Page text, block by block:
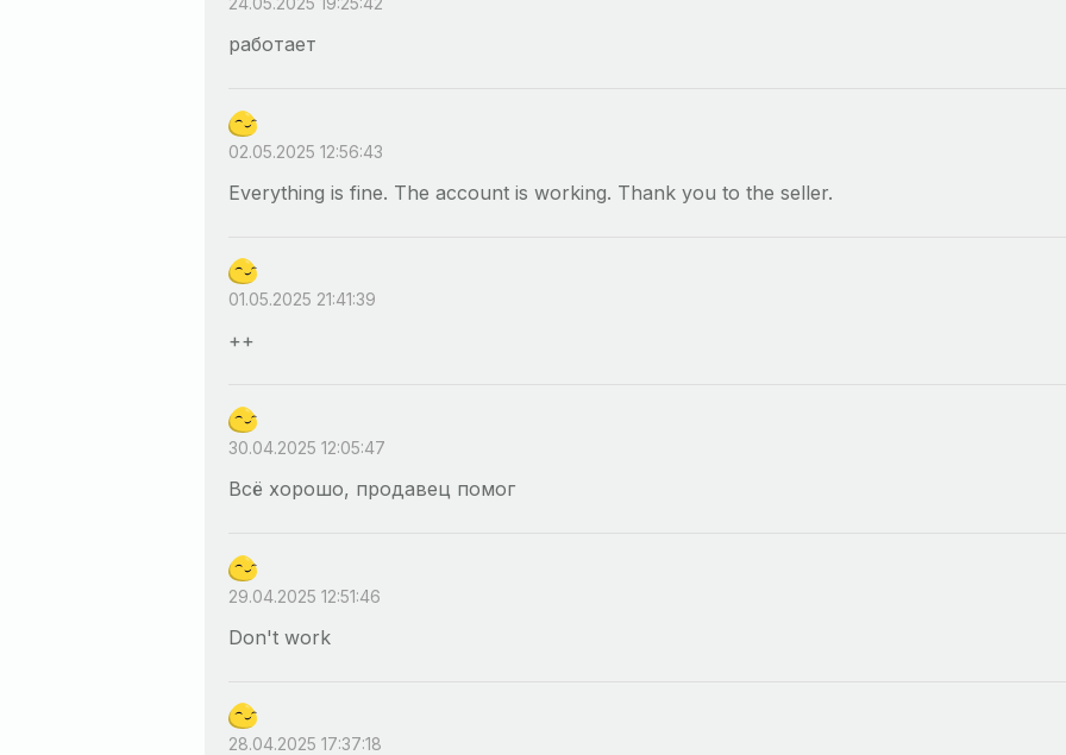
работает
02.05.2025 12:56:43
Everything is fine. The account is working. Thank you to the seller.
01.05.2025 21:41:39
++
30.04.2025 12:05:47
Всё хорошо, продавец помог
29.04.2025 12:51:46
Don't work
28.04.2025 17:37:18